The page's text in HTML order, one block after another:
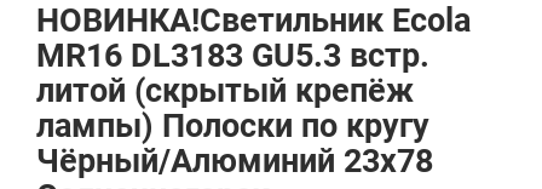
НОВИНКА!Светильник Ecola
MR16 DL3183 GU5.3 встр.
литой (скрытый крепёж
лампы) Полоски по кругу
Чёрный/Алюминий 23х78